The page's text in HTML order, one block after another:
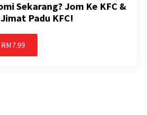
Sekarang? Jom Ke KFC &
Padu KFC!